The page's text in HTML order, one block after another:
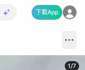
下載App
1/7